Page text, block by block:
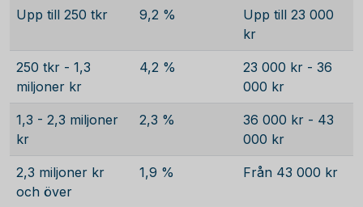
Upp till 250 tkr 9,2 %
Upp till 23 000
kr
250 tkr - 1,3
miljoner kr
4,2 %
23 000 kr - 36
000 kr
1,3 - 2,3 miljoner
kr
2,3 %
36 000 kr - 43
000 kr
2,3 miljoner kr
och över
1,9 % Från 43 000 kr